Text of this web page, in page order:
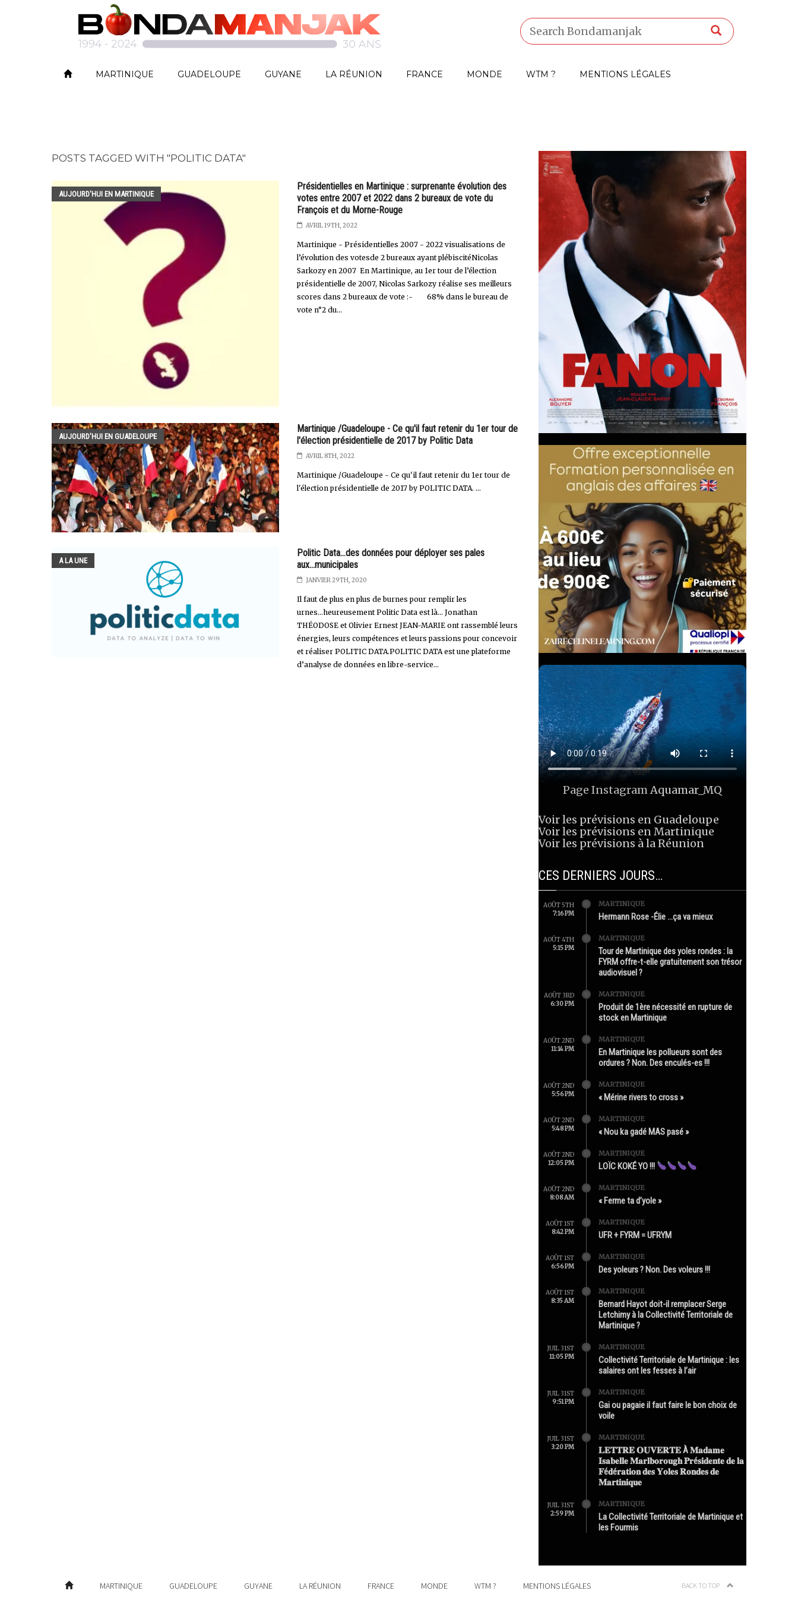
MARTINIQUE GUADELOUPE GUYANE LA RÉUNION FRANCE MONDE WTM ? MENTIONS LÉGALES
POSTS TAGGED WITH "POLITIC DATA"
AUJOURD'HUI EN MARTINIQUE
Présidentielles en Martinique : surprenante évolution des
votes entre 2007 et 2022 dans 2 bureaux de vote du
François et du Morne-Rouge
AVRIL 19TH, 2022
Martinique - Présidentielles 2007 - 2022 visualisations de
l’évolution des votesde 2 bureaux ayant plébiscitéNicolas
Sarkozy en 2007 En Martinique, au 1er tour de l’élection
présidentielle de 2007, Nicolas Sarkozy réalise ses meilleurs
scores dans 2 bureaux de vote :- 68% dans le bureau de
vote n°2 du...
AUJOURD'HUI EN GUADELOUPE
Martinique /Guadeloupe - Ce qu'il faut retenir du 1er tour de
l'élection présidentielle de 2017 by Politic Data
AVRIL 8TH, 2022
Martinique /Guadeloupe - Ce qu'il faut retenir du 1er tour de
l'élection présidentielle de 2017 by POLITIC DATA. ...
A LA UNE
Politic Data...des données pour déployer ses pales
aux...municipales
JANVIER 29TH, 2020
Il faut de plus en plus de burnes pour remplir les
urnes...heureusement Politic Data est là... Jonathan
THÉODOSE et Olivier Ernest JEAN-MARIE ont rassemblé leurs
énergies, leurs compétences et leurs passions pour concevoir
et réaliser POLITIC DATA.POLITIC DATA est une plateforme
d’analyse de données en libre-service...
Page InstagramAquamar_MQ
Voir les prévisions en Guadeloupe
Voir les prévisions en Martinique
Voir les prévisions à la Réunion
CES DERNIERS JOURS…
AOÛT 5TH
7:16 PM
MARTINIQUE
Hermann Rose -Élie …ça va mieux
AOÛT 4TH
5:15 PM
MARTINIQUE
Tour de Martinique des yoles rondes : la
FYRM offre-t-elle gratuitement son trésor
audiovisuel ?
AOÛT 3RD
6:30 PM
MARTINIQUE
Produit de 1ère nécessité en rupture de
stock en Martinique
AOÛT 2ND
11:14 PM
MARTINIQUE
En Martinique les pollueurs sont des
ordures ? Non. Des enculés-es !!!
AOÛT 2ND
5:56 PM
MARTINIQUE
« Mérine rivers to cross »
AOÛT 2ND
5:48 PM
MARTINIQUE
« Nou ka gadé MAS pasé »
AOÛT 2ND
12:05 PM
MARTINIQUE
LOÏC KOKÉ YO !!!
AOÛT 2ND
8:08 AM
MARTINIQUE
« Ferme ta d’yole »
AOÛT 1ST
8:42 PM
MARTINIQUE
UFR + FYRM = UFRYM
AOÛT 1ST
6:56 PM
MARTINIQUE
Des yoleurs ? Non. Des voleurs !!!
AOÛT 1ST
8:35 AM
MARTINIQUE
Bernard Hayot doit-il remplacer Serge
Letchimy à la Collectivité Territoriale de
Martinique ?
JUIL 31ST
11:05 PM
MARTINIQUE
Collectivité Territoriale de Martinique : les
salaires ont les fesses à l’air
JUIL 31ST
9:51 PM
MARTINIQUE
Gai ou pagaie il faut faire le bon choix de
voile
JUIL 31ST
3:20 PM
MARTINIQUE
𝐋𝐄𝐓𝐓𝐑𝐄 𝐎𝐔𝐕𝐄𝐑𝐓𝐄 À 𝐌𝐚𝐝𝐚𝐦𝐞
𝐈𝐬𝐚𝐛𝐞𝐥𝐥𝐞 𝐌𝐚𝐫𝐥𝐛𝐨𝐫𝐨𝐮𝐠𝐡 𝐏𝐫é𝐬𝐢𝐝𝐞𝐧𝐭𝐞 𝐝𝐞 𝐥𝐚
𝐅é𝐝é𝐫𝐚𝐭𝐢𝐨𝐧 𝐝𝐞𝐬 𝐘𝐨𝐥𝐞𝐬 𝐑𝐨𝐧𝐝𝐞𝐬 𝐝𝐞
𝐌𝐚𝐫𝐭𝐢𝐧𝐢𝐪𝐮𝐞
JUIL 31ST
2:59 PM
MARTINIQUE
La Collectivité Territoriale de Martinique et
les Fourmis
MARTINIQUE GUADELOUPE GUYANE LA RÉUNION FRANCE MONDE WTM ? MENTIONS LÉGALES BACK TO TOP